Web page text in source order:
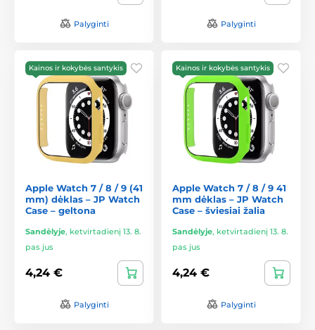
Palyginti Palyginti
Kainos ir kokybės santykis
Apple Watch 7 / 8 / 9 (41
mm) dėklas – JP Watch
Case – geltona
Sandėlyje, ketvirtadienį 13. 8.
pas jus
4,24 €
Palyginti
Kainos ir kokybės santykis
Apple Watch 7 / 8 / 9 41
mm dėklas – JP Watch
Case – šviesiai žalia
Sandėlyje, ketvirtadienį 13. 8.
pas jus
4,24 €
Palyginti